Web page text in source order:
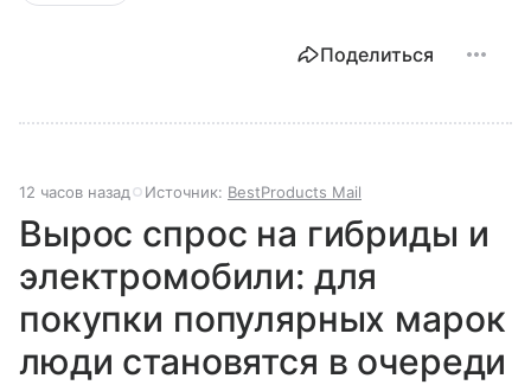
Поделиться
12 часов назад Источник: BestProducts Mail
Вырос спрос на гибриды и
электромобили: для
покупки популярных марок
люди становятся в очереди